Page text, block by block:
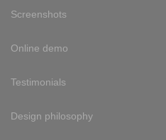
Screenshots
Online demo
Testimonials
Design philosophy